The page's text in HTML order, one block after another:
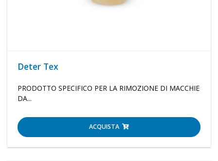
Deter Tex
PRODOTTO SPECIFICO PER LA RIMOZIONE DI MACCHIE
DA...
ACQUISTA